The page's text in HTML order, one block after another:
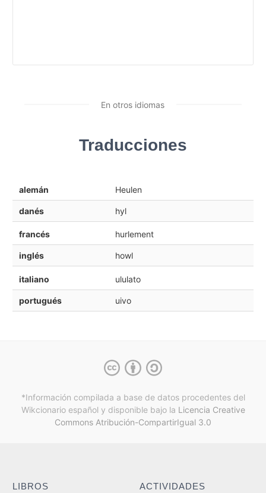
En otros idiomas
Traducciones
alemán Heulen
danés hyl
francés hurlement
inglés howl
italiano ululato
portugués uivo
*Información compilada a base de datos procedentes del
Wikcionario español y disponible bajo la Licencia Creative
Commons Atribución-CompartirIgual 3.0
LIBROS ACTIVIDADES